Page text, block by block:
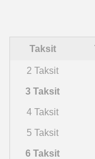
Taksit
2 Taksit
3 Taksit
4 Taksit
5 Taksit
6 Taksit